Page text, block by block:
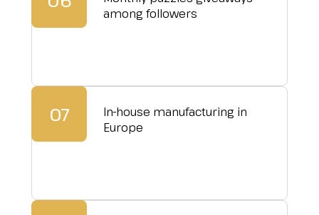
among followers
07
In-house manufacturing in
Europe